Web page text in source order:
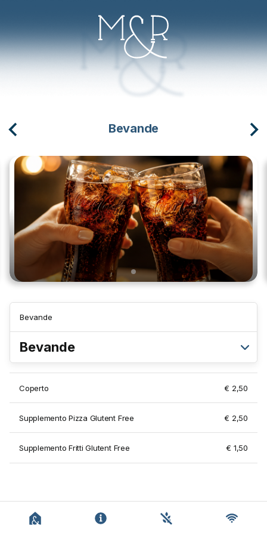
Bevande
Bevande
Bevande
Coperto € 2,50
Supplemento Pizza Glutent Free € 2,50
Supplemento Fritti Glutent Free € 1,50